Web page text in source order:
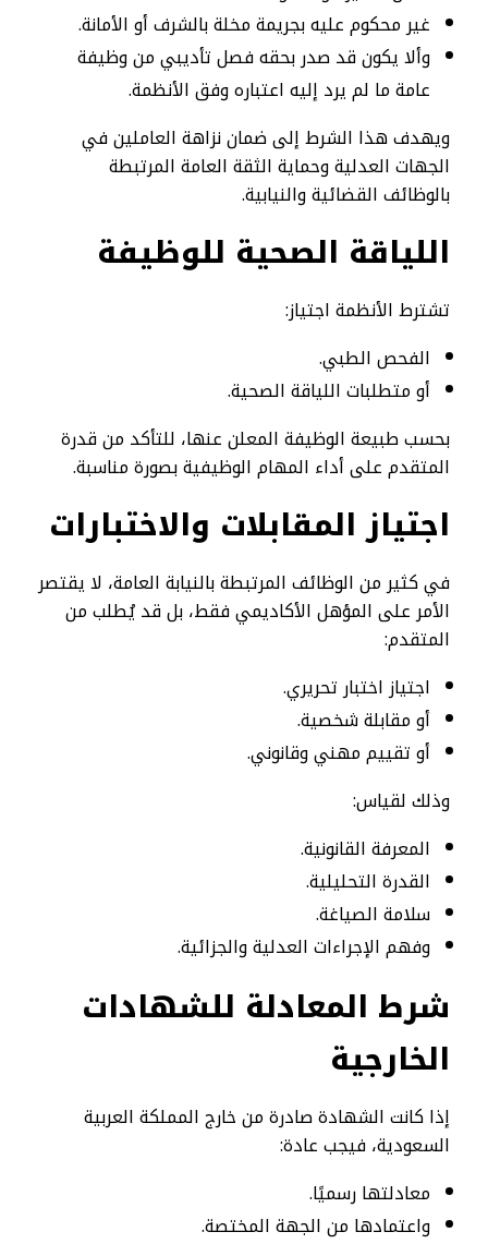
غير محكوم عليه بجريمة مخلة بالشرف أو الأمانة.
وألا يكون قد صدر بحقه فصل تأديبي من وظيفة
عامة ما لم يرد إليه اعتباره وفق الأنظمة.
ويهدف هذا الشرط إلى ضمان نزاهة العاملين في
الجهات العدلية وحماية الثقة العامة المرتبطة
بالوظائف القضائية والنيابية.
اللياقة الصحية للوظيفة
تشترط الأنظمة اجتياز:
الفحص الطبي.
أو متطلبات اللياقة الصحية.
بحسب طبيعة الوظيفة المعلن عنها، للتأكد من قدرة
المتقدم على أداء المهام الوظيفية بصورة مناسبة.
اجتياز المقابلات والاختبارات
في كثير من الوظائف المرتبطة بالنيابة العامة، لا يقتصر
الأمر على المؤهل الأكاديمي فقط، بل قد يُطلب من
المتقدم:
اجتياز اختبار تحريري.
أو مقابلة شخصية.
أو تقييم مهني وقانوني.
وذلك لقياس:
المعرفة القانونية.
القدرة التحليلية.
سلامة الصياغة.
وفهم الإجراءات العدلية والجزائية.
شرط المعادلة للشهادات
الخارجية
إذا كانت الشهادة صادرة من خارج المملكة العربية
السعودية، فيجب عادة:
معادلتها رسميًا.
واعتمادها من الجهة المختصة.